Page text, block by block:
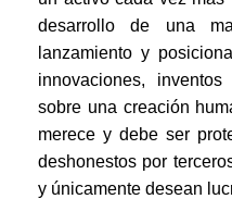
desarrollo de una
lanzamiento y
innovaciones,
sobre una creación
merece y debe ser
deshonestos por
y únicamente desean